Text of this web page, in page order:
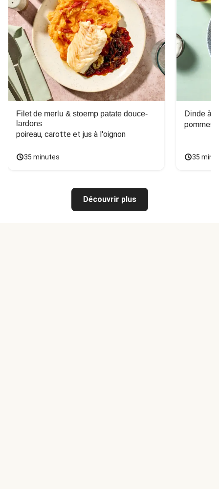
Filet de merlu & stoemp patate douce-
lardons
poireau, carotte et jus à l'oignon
35 minutes
Dinde à
pommes
35
Découvrir plus